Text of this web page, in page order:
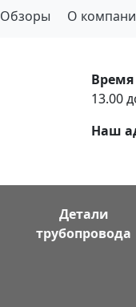
Обзоры О
13.00
Наш
Детали
трубопровода